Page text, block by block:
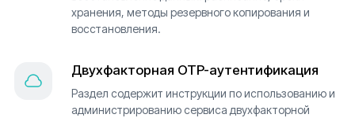
хранения, методы резервного копирования и
восстановления.
Двухфакторная OTP-аутентификация
Раздел содержит инструкции по использованию и
администрированию сервиса двухфакторной